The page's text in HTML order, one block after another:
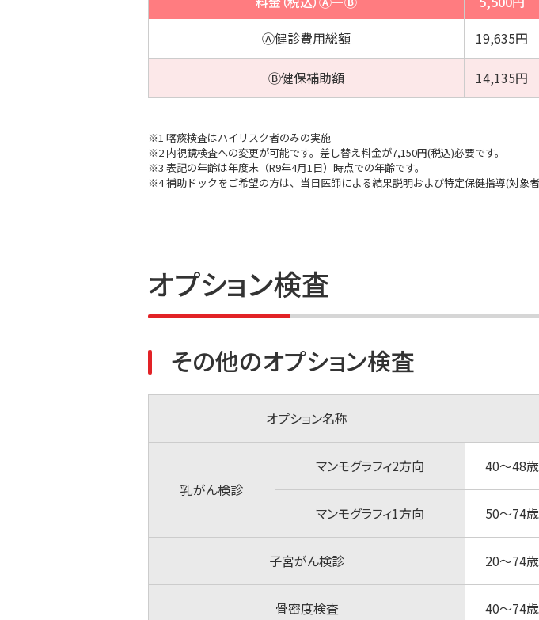
Ⓐ健診費用総額
19,635円
Ⓑ健保補助額 14,135円
※1 喀痰検査はハイリスク者のみの実施
※2 内視鏡検査への変更が可能です。差し替え料金が7,150円(税込)必要です。
※3 表記の年齢は年度末（R9年4月1日）時点での年齢です。
※4 補助ドックをご希望の方は、当日医師による結果説明および特定保健指導(対象
オプション検査
その他のオプション検査
オプション名称
乳がん検診
マンモグラフィ2方向 40～48
マンモグラフィ1方向 50～74
子宮がん検診 20～74
骨密度検査 40～74